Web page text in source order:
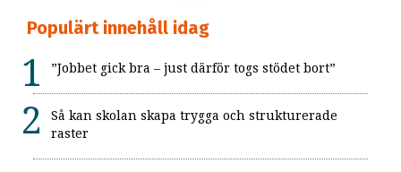
Populärt innehåll idag
”Jobbet gick bra – just därför togs stödet bort”
Så kan skolan skapa trygga och strukturerade
raster